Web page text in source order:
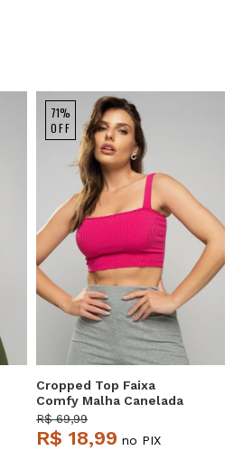
71%
OFF
Cropped Top Faixa
Comfy Malha Canelada
Pink Salvatore
R$ 69,99
R$ 18,99 no PIX